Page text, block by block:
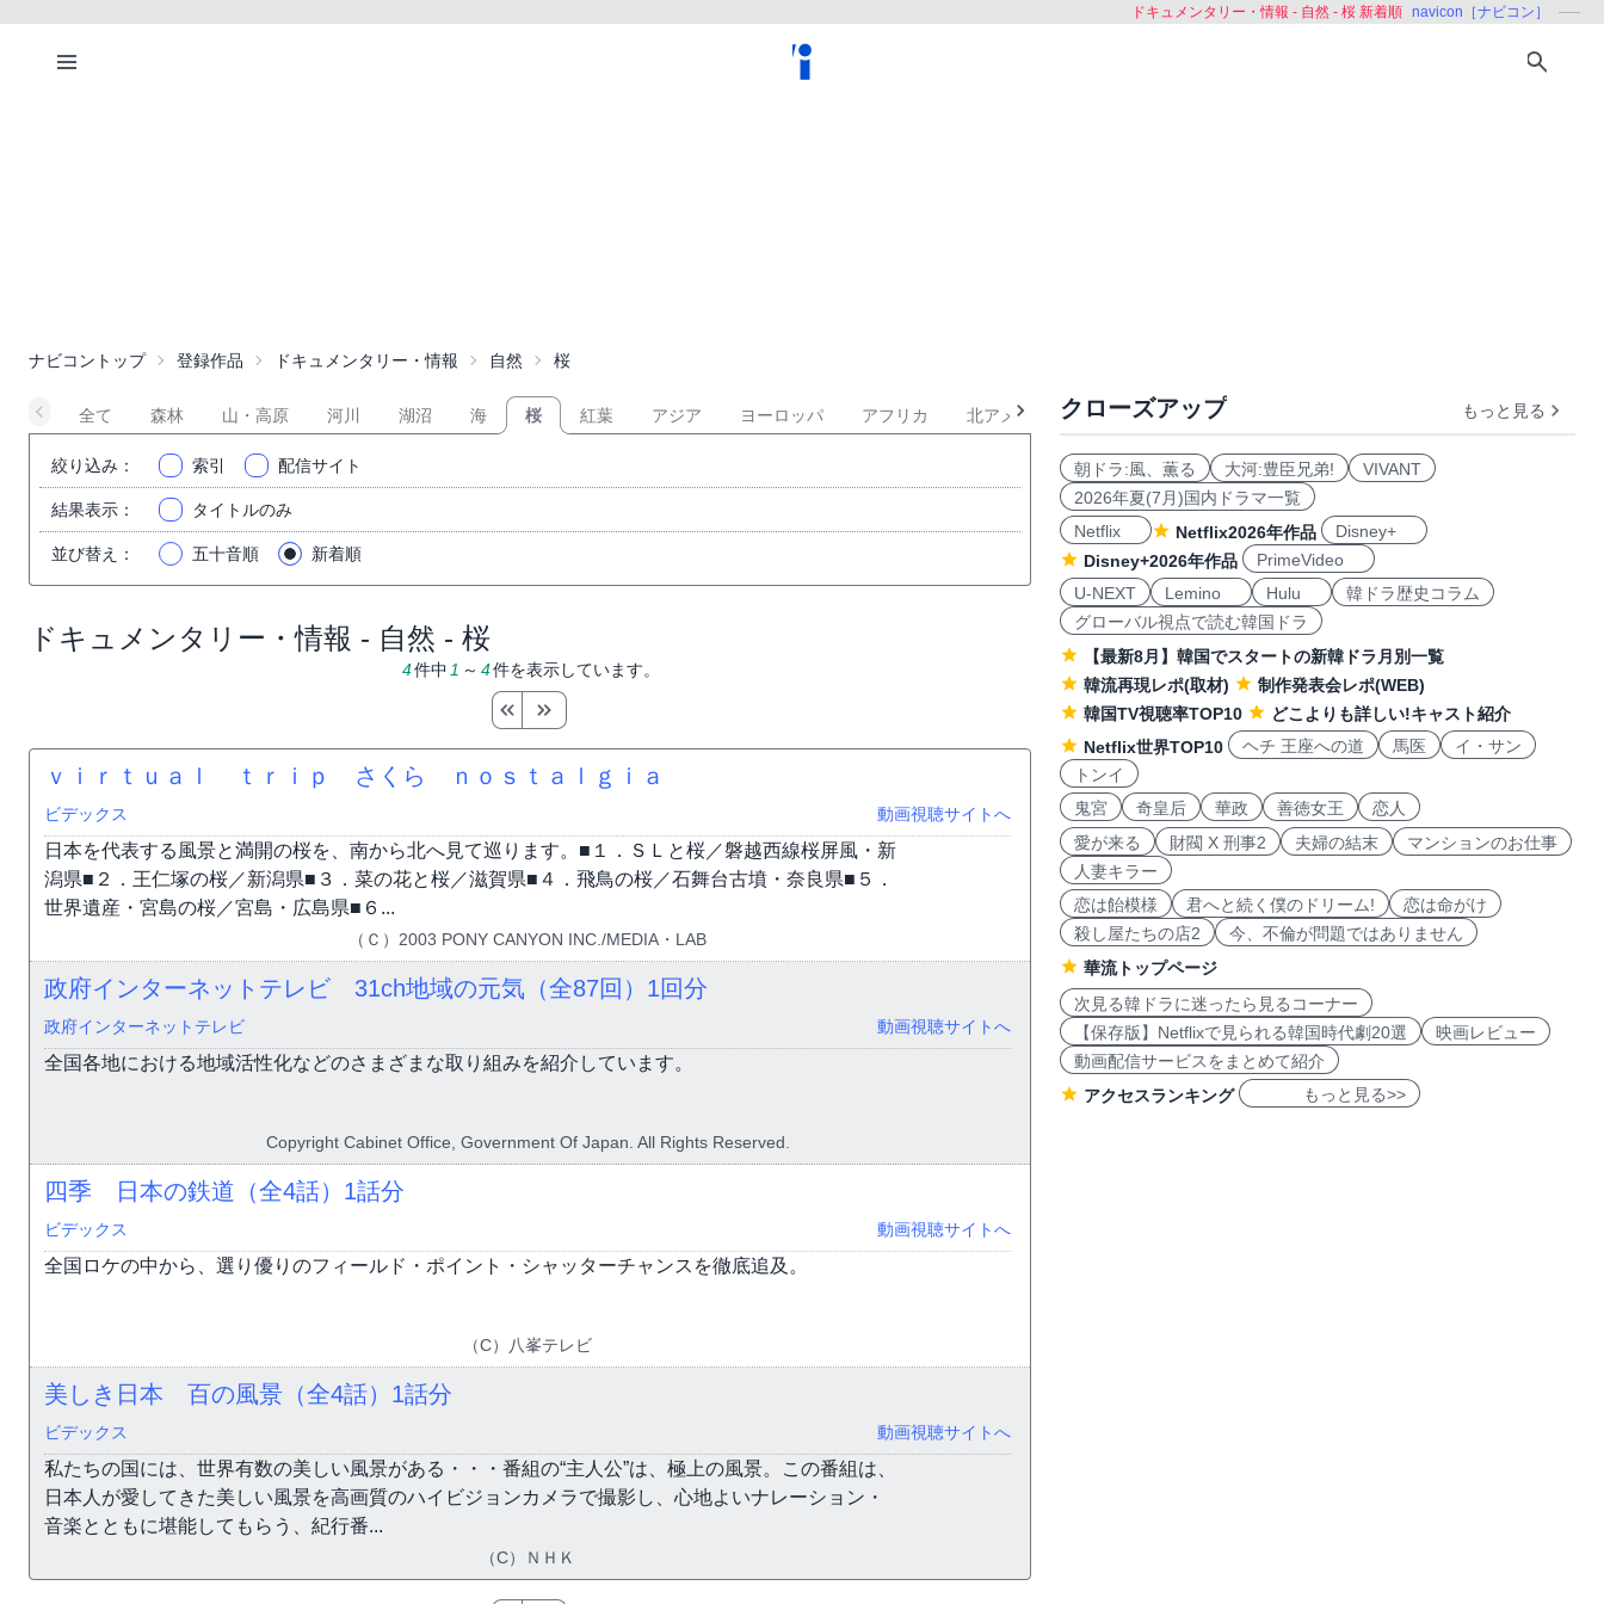
ドキュメンタリー・情報 - 自然 - 桜 新着順 navicon［ナビコン］
ナビコントップ 登録作品 ドキュメンタリー・情報 自然 桜
全て 森林 山・高原 河川 湖沼 海 桜 紅葉 アジア ヨーロッパ アフリカ 北アメリカ 南アメリカ オセアニア
絞り込み ： 索引 配信サイト
結果表示 ： タイトルのみ
並び替え ： 五十音順 新着順
ドキュメンタリー・情報 - 自然 - 桜
4件中 1 ～ 4件を表示しています。
ｖｉｒｔｕａｌ ｔｒｉｐ さくら ｎｏｓｔａｌｇｉａ
ビデックス 動画視聴サイトへ
日本を代表する風景と満開の桜を、南から北へ見て巡ります。■１．ＳＬと桜／磐越西線桜屏風・新
潟県■２．王仁塚の桜／新潟県■３．菜の花と桜／滋賀県■４．飛鳥の桜／石舞台古墳・奈良県■５．
世界遺産・宮島の桜／宮島・広島県■６...
（Ｃ）2003 PONY CANYON INC./MEDIA・LAB
政府インターネットテレビ 31ch地域の元気（全87回） 1回分
政府インターネットテレビ 動画視聴サイトへ
全国各地における地域活性化などのさまざまな取り組みを紹介しています。
Copyright Cabinet Office, Government Of Japan. All Rights Reserved.
四季 日本の鉄道（全4話） 1話分
ビデックス 動画視聴サイトへ
全国ロケの中から、選り優りのフィールド・ポイント・シャッターチャンスを徹底追及。
（C）八峯テレビ
美しき日本 百の風景（全4話） 1話分
ビデックス 動画視聴サイトへ
私たちの国には、世界有数の美しい風景がある・・・番組の“主人公”は、極上の風景。この番組は、
日本人が愛してきた美しい風景を高画質のハイビジョンカメラで撮影し、心地よいナレーション・
音楽とともに堪能してもらう、紀行番...
（C）ＮＨＫ
クローズアップ もっと見る
朝ドラ:風、薫る 大河:豊臣兄弟!
VIVANT
2026年夏(7月)国内ドラマ一覧
Netflix
Netflix2026年作品
Disney+
Disney+2026年作品
PrimeVideo
U-NEXT
Lemino Hulu
韓ドラ歴史コラム
グローバル視点で読む韓国ドラ
【最新8月】韓国でスタートの新韓ドラ月別一覧
韓流再現レポ(取材)
制作発表会レポ(WEB)
韓国TV視聴率TOP10
どこよりも詳しい!キャスト紹介
Netflix世界TOP10
ヘチ 王座への道 馬医
イ・サン
トンイ
鬼宮
奇皇后 華政 善徳女王
恋人
愛が来る
財閥 X 刑事2 夫婦の結末
マンションのお仕事
人妻キラー
恋は飴模様
君へと続く僕のドリーム!
恋は命がけ
殺し屋たちの店2
今、不倫が問題ではありません
華流トップページ
次見る韓ドラに迷ったら見るコーナー
【保存版】Netflixで見られる韓国時代劇20選
映画レビュー
動画配信サービスをまとめて紹介
アクセスランキング
もっと見る>>